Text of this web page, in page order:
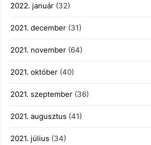
2022. január (32)
2021. december (31)
2021. november (64)
2021. október (40)
2021. szeptember (36)
2021. augusztus (41)
2021. július (34)